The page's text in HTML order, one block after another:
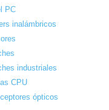
PC
inalámbricos
industriales
CPU
ópticos